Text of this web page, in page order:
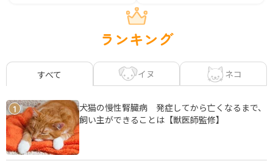
ランキング
すべて イヌ ネコ
1
犬猫の慢性腎臓病 発症してから亡くなるまで、
飼い主ができることは【獣医師監修】